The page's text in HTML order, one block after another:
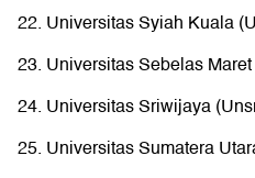
Universitas Syiah Kuala
Universitas Sebelas
Universitas Sriwijaya
Universitas Sumatera